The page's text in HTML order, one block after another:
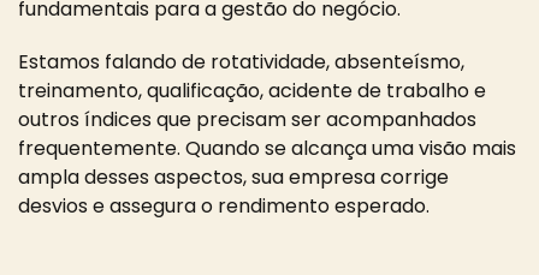
fundamentais para a gestão do negócio.
Estamos falando de rotatividade, absenteísmo,
treinamento, qualificação, acidente de trabalho e
outros índices que precisam ser acompanhados
frequentemente. Quando se alcança uma visão mais
ampla desses aspectos, sua empresa corrige
desvios e assegura o rendimento esperado.